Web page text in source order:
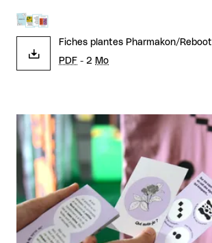
Fiches plantes Pharmakon/Reboot
PDF - 2 Mo
Agrandir